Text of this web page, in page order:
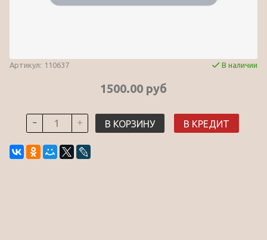
Артикул: 110637 В наличии
1500.00 руб
В КОРЗИНУ В КРЕДИТ